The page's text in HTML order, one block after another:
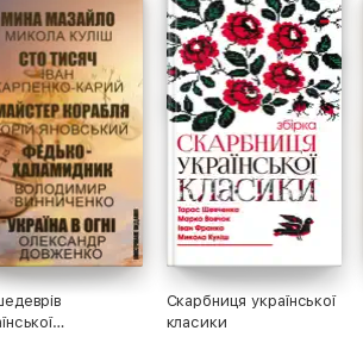
Скарбниця української
класики